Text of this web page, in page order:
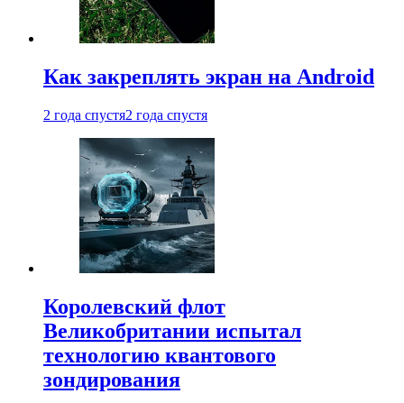
Как закреплять экран на Android
2 года спустя2 года спустя
Королевский флот
Великобритании испытал
технологию квантового
зондирования